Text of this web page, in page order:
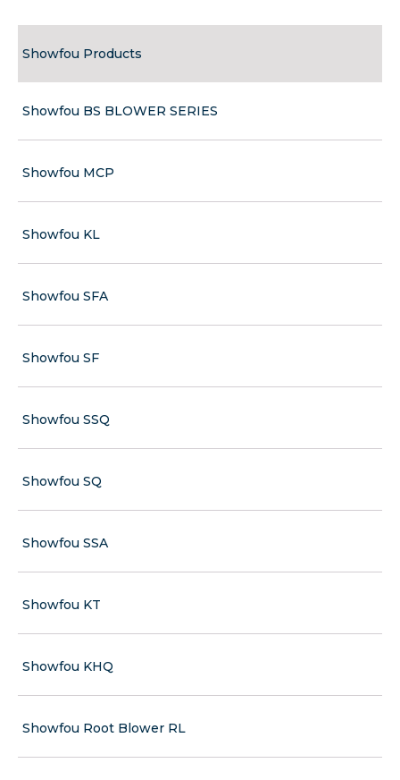
Showfou Products
Showfou BS BLOWER SERIES
Showfou MCP
Showfou KL
Showfou SFA
Showfou SF
Showfou SSQ
Showfou SQ
Showfou SSA
Showfou KT
Showfou KHQ
Showfou Root Blower RL